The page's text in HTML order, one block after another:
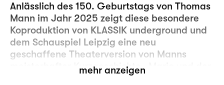
Anlässlich des 150. Geburtstags von Thomas
Mann im Jahr 2025 zeigt diese besondere
Koproduktion von KLASSIK underground und
dem Schauspiel Leipzig eine neu
geschaffene Theaterversion von Manns
meisterhafter Kurzgeschichte „Mario und der
Zauberer“, durchsetzt mit Bachs Kunst der
mehr anzeigen